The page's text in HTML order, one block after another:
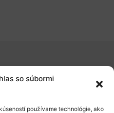
so súbormi
používame technológie, ako
a podpora